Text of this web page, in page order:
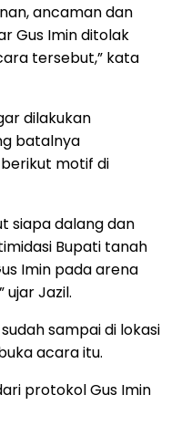
ancaman dan
Gus Imin ditolak
tersebut,” kata
dilakukan
batalnya
motif di
siapa dalang dan
Bupati tanah
Imin pada arena
ujar Jazil.
sampai di lokasi
acara itu.
protokol Gus Imin